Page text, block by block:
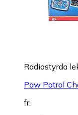
Radiostyrda
Paw Patrol
fr.